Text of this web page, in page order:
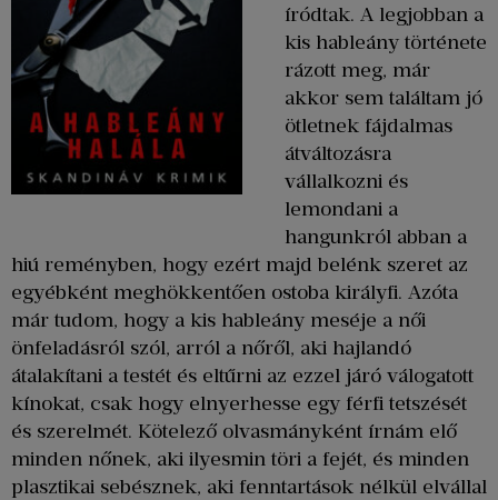
íródtak. A legjobban a
kis hableány története
rázott meg, már
akkor sem találtam jó
ötletnek fájdalmas
átváltozásra
vállalkozni és
lemondani a
hangunkról abban a
hiú reményben, hogy ezért majd belénk szeret az
egyébként meghökkentően ostoba királyfi. Azóta
már tudom, hogy a kis hableány meséje a női
önfeladásról szól, arról a nőről, aki hajlandó
átalakítani a testét és eltűrni az ezzel járó válogatott
kínokat, csak hogy elnyerhesse egy férfi tetszését
és szerelmét. Kötelező olvasmányként írnám elő
minden nőnek, aki ilyesmin töri a fejét, és minden
plasztikai sebésznek, aki fenntartások nélkül elvállal